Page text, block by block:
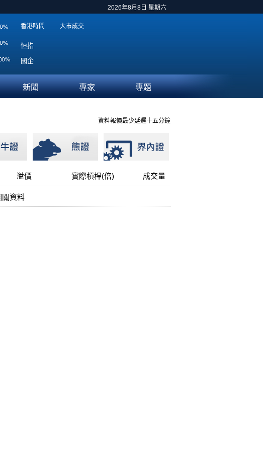
2026年8月8日 星期六
香港時間 大市成交
恒指
國企
新聞 專家 專題
資料報價最少延遲十五分鐘
溢價 實際槓桿(倍) 成交量
關資料